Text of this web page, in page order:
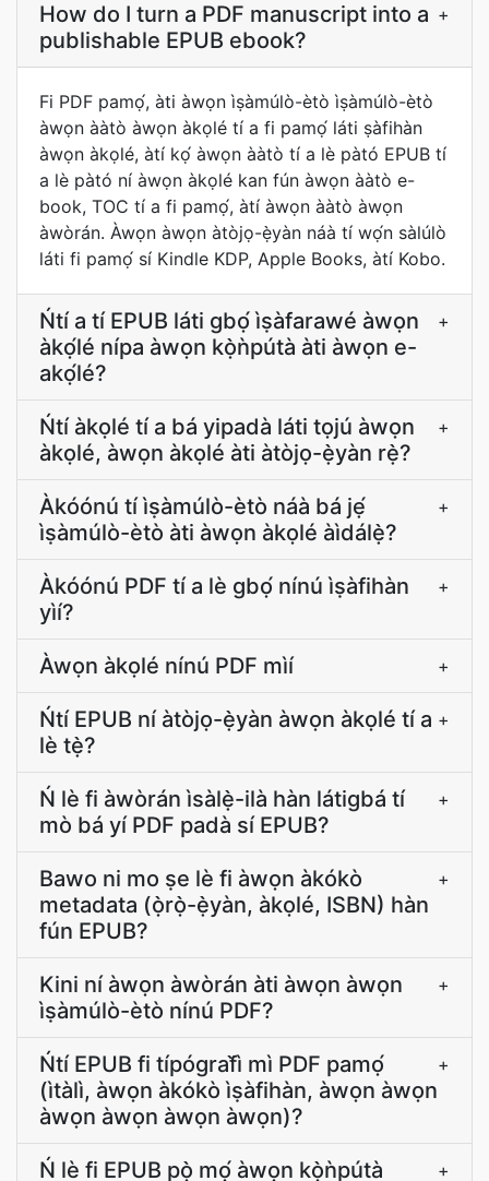
How do I turn a PDF manuscript into a
publishable EPUB ebook?
+
Fi PDF pamọ́, àti àwọn ìṣàmúlò-ètò ìṣàmúlò-ètò
àwọn ààtò àwọn àkọlé tí a fi pamọ́ láti ṣàfihàn
àwọn àkọlé, àtí kọ́ àwọn ààtò tí a lè pàtó EPUB tí
a lè pàtó ní àwọn àkọlé kan fún àwọn ààtò e-
book, TOC tí a fi pamọ́, àtí àwọn ààtò àwọn
àwòrán. Àwọn àwọn àtòjọ-ẹ̀yàn náà tí wọ́n sàlúlò
láti fi pamọ́ sí Kindle KDP, Apple Books, àtí Kobo.
Ńtí a tí EPUB láti gbọ́ ìṣàfarawé àwọn
àkọ́lé nípa àwọn kọ̀ǹpútà àti àwọn e-
akọ́lé?
+
Ńtí àkọlé tí a bá yipadà láti tọjú àwọn
àkọlé, àwọn àkọlé àti àtòjọ-ẹ̀yàn rẹ̀?
+
Àkóónú tí ìṣàmúlò-ètò náà bá jẹ́
ìṣàmúlò-ètò àti àwọn àkọlé àìdálẹ̀?
+
Àkóónú PDF tí a lè gbọ́ nínú ìṣàfihàn
yìí?
+
Àwọn àkọlé nínú PDF mìí +
Ńtí EPUB ní àtòjọ-ẹ̀yàn àwọn àkọlé tí a
lè tẹ̀?
+
Ń lè fi àwòrán ìsàlẹ̀-ilà hàn látigbá tí
mò bá yí PDF padà sí EPUB?
+
Bawo ni mo ṣe lè fi àwọn àkókò
metadata (ọ̀rọ̀-ẹ̀yàn, àkọlé, ISBN) hàn
fún EPUB?
+
Kini ní àwọn àwòrán àti àwọn àwọn
ìṣàmúlò-ètò nínú PDF?
+
Ńtí EPUB fi típógraf̀ì mì PDF pamọ́
(ìtàlì, àwọn àkókò ìṣàfihàn, àwọn àwọn
àwọn àwọn àwọn àwọn)?
+
Ń lè fi EPUB pọ̀ mọ́ àwọn kọ̀ǹpútà +